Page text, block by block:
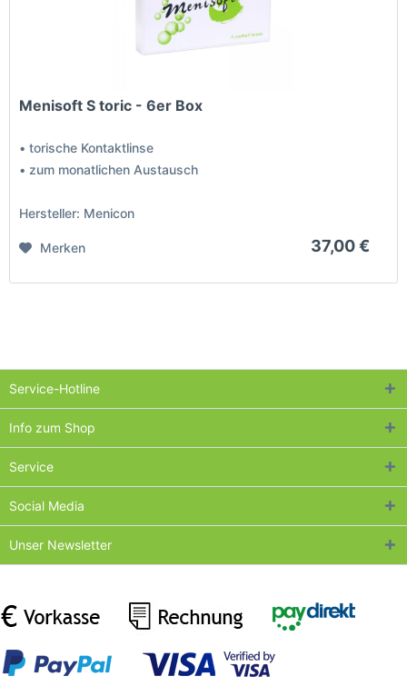
Menisoft S toric - 6er Box
• torische Kontaktlinse
• zum monatlichen Austausch
Hersteller: Menicon
37,00 €
Merken
Service-Hotline
Info zum Shop
Service
Social Media
Unser Newsletter